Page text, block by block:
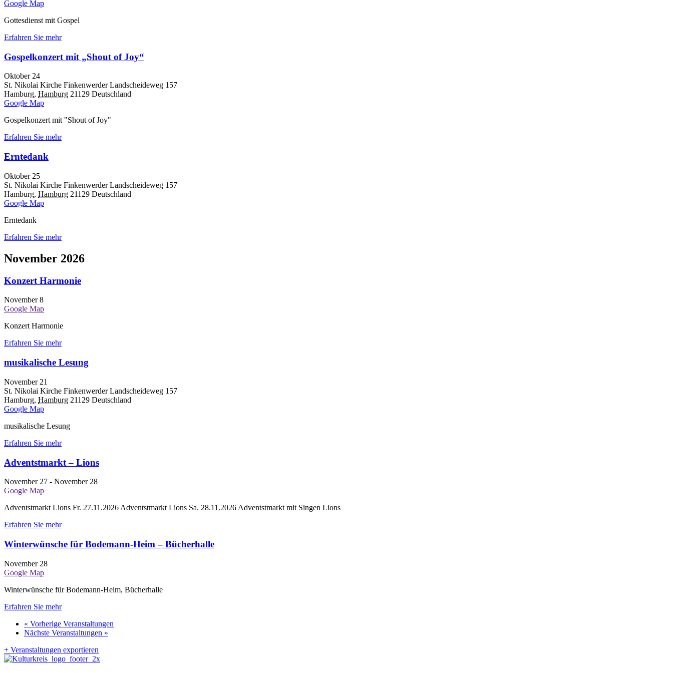
Google Map
Gottesdienst mit Gospel
Erfahren Sie mehr
Gospelkonzert mit „Shout of Joy“
Oktober 24
St. Nikolai Kirche FinkenwerderLandscheideweg 157
Hamburg, Hamburg 21129 Deutschland
Google Map
Gospelkonzert mit "Shout of Joy"
Erfahren Sie mehr
Erntedank
Oktober 25
St. Nikolai Kirche FinkenwerderLandscheideweg 157
Hamburg, Hamburg 21129 Deutschland
Google Map
Erntedank
Erfahren Sie mehr
November 2026
Konzert Harmonie
November 8
Google Map
Konzert Harmonie
Erfahren Sie mehr
musikalische Lesung
November 21
St. Nikolai Kirche FinkenwerderLandscheideweg 157
Hamburg, Hamburg 21129 Deutschland
Google Map
musikalische Lesung
Erfahren Sie mehr
Adventstmarkt – Lions
November 27 - November 28
Google Map
Adventstmarkt Lions Fr. 27.11.2026 Adventstmarkt Lions Sa. 28.11.2026 Adventstmarkt mit Singen Lions
Erfahren Sie mehr
Winterwünsche für Bodemann-Heim – Bücherhalle
November 28
Google Map
Winterwünsche für Bodemann-Heim, Bücherhalle
Erfahren Sie mehr
« Vorherige Veranstaltungen
Nächste Veranstaltungen »
+ Veranstaltungen exportieren